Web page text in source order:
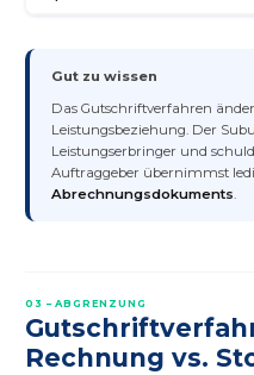
Gut zu wissen
Das Gutschriftverfahren
Leistungsbeziehung. Der
Leistungserbringer und
Auftraggeber übernimmst
Abrechnungsdokuments
03 – ABGRENZUNG
Rechnung vs.